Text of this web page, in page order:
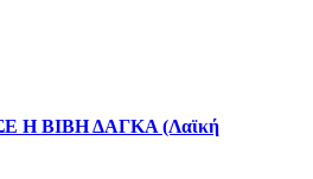
Η ΒΙΒΗ ΔΑΓΚΑ (Λαϊκή